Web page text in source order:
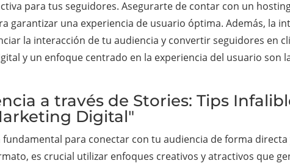
para tus seguidores. Asegurarte de contar con un
garantizar una experiencia de usuario óptima. Además, la
la interacción de tu audiencia y convertir seguidores en
y un enfoque centrado en la experiencia del usuario son
a través de Stories: Tips
Digital"
para conectar con tu audiencia de forma
es crucial utilizar enfoques creativos y atractivos que